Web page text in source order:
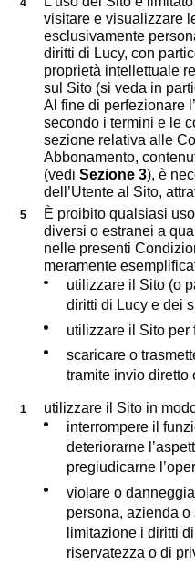
visitare e visualizzare
esclusivamente
diritti di Lucy, con
proprietà intellettuale
sul Sito (si veda in
Al fine di perfezionare
secondo i termini e le
sezione relativa alle
Abbonamento,
(vediSezione 3), è
dell’Utente al Sito,
È proibito qualsiasi
diversi o estranei a
nelle presenti
meramente
utilizzare il Sito (o
diritti di Lucy e dei
utilizzare il Sito per
scaricare o
tramite invio diretto
utilizzare il Sito in
interrompere il
deteriorarne
pregiudicarne
violare o
persona, azienda
limitazione i diritti
riservatezza o di